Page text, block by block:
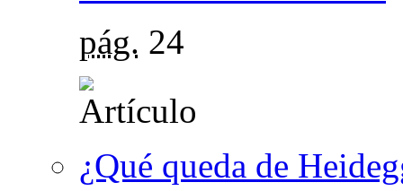
pág. 24
¿Qué queda de